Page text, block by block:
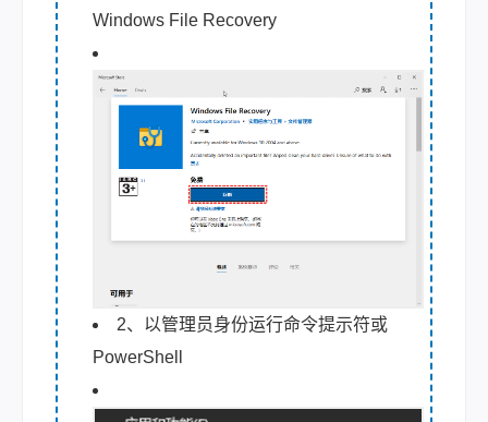
Windows File Recovery
2、以管理员身份运行命令提示符或
PowerShell